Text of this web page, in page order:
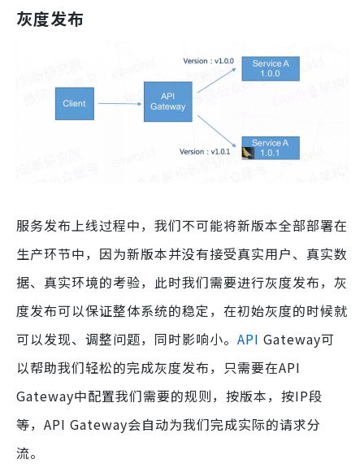
灰度发布
服务发布上线过程中，我们不可能将新版本全部部署在
生产环节中，因为新版本并没有接受真实用户、真实数
据、真实环境的考验，此时我们需要进行灰度发布，灰
度发布可以保证整体系统的稳定，在初始灰度的时候就
可以发现、调整问题，同时影响小。 API Gateway可
以帮助我们轻松的完成灰度发布，只需要在API
Gateway中配置我们需要的规则，按版本，按IP段
等，API Gateway会自动为我们完成实际的请求分
流。